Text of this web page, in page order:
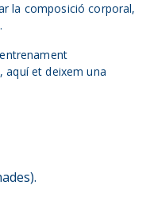
la composició corporal,
.
aquí et deixem una